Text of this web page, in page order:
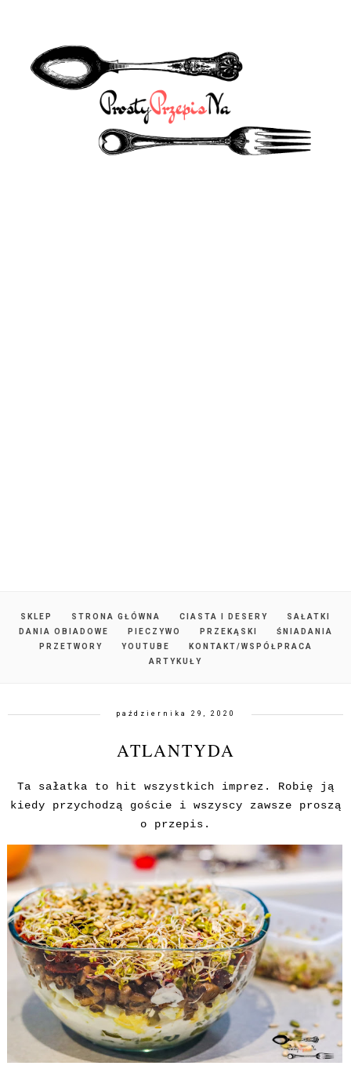
SKLEP STRONA GŁÓWNA CIASTA I DESERY
SAŁATKI
DANIA OBIADOWE
PIECZYWO PRZEKĄSKI
ŚNIADANIA
PRZETWORY
YOUTUBE
KONTAKT/WSPÓŁPRACA
ARTYKUŁY
października 29, 2020
ATLANTYDA
Ta sałatka to hit wszystkich imprez. Robię ją
kiedy przychodzą goście i wszyscy zawsze proszą
o przepis.